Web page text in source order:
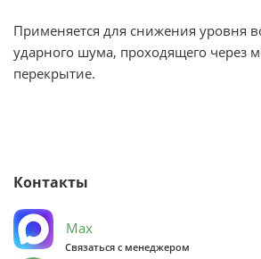
Применяется для снижения уровня
ударного шума, проходящего через
перекрытие.
Контакты
Max
Связаться с менеджером